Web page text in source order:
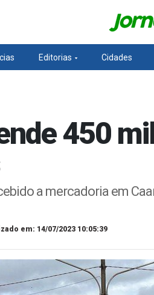
Editorias Cidades
450
a mercadoria em
em: 14/07/2023 10:05:39